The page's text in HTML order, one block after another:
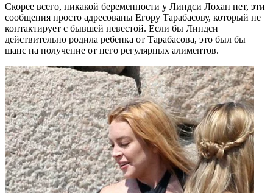
Скорее всего, никакой беременности у Линдси Лохан нет, эти
сообщения просто адресованы Егору Тарабасову, который не
контактирует с бывшей невестой. Если бы Линдси
действительно родила ребенка от Тарабасова, это был бы
шанс на получение от него регулярных алиментов.